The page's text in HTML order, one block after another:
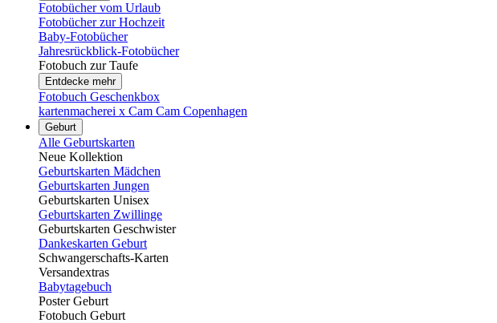
Fotobücher vom Urlaub
Fotobücher zur Hochzeit
Baby-Fotobücher
Jahresrückblick-Fotobücher
Fotobuch zur Taufe
Entdecke mehr
Fotobuch Geschenkbox
kartenmacherei x Cam Cam Copenhagen
Geburt
Alle Geburtskarten
Neue Kollektion
Geburtskarten Mädchen
Geburtskarten Jungen
Geburtskarten Unisex
Geburtskarten Zwillinge
Geburtskarten Geschwister
Dankeskarten Geburt
Schwangerschafts-Karten
Versandextras
Babytagebuch
Poster Geburt
Fotobuch Geburt